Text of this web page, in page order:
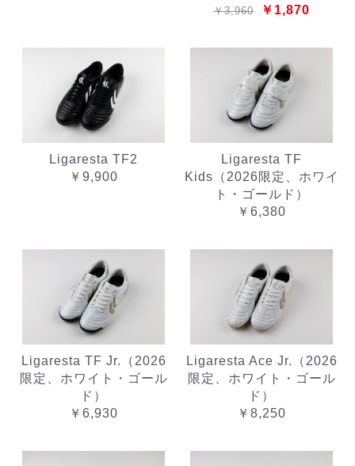
￥3,960 ￥1,870
Ligaresta TF2
￥9,900
Ligaresta TF
Kids（2026限定、ホワイ
ト・ゴールド）
￥6,380
Ligaresta TF Jr.（2026
限定、ホワイト・ゴール
ド）
￥6,930
Ligaresta Ace Jr.（2026
限定、ホワイト・ゴール
ド）
￥8,250